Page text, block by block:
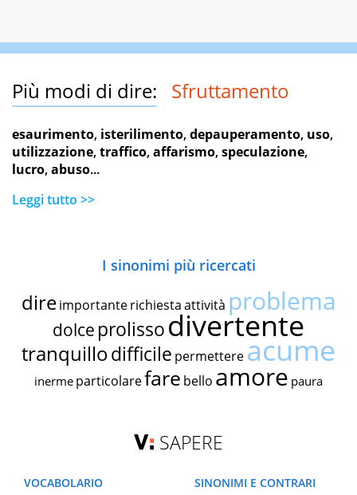
Più modi di dire: Sfruttamento
esaurimento, isterilimento,depauperamento, uso,
utilizzazione,traffico,affarismo,speculazione,
lucro,abuso...
Leggi tutto >>
I sinonimi più ricercati
dire importante richiestaattività problema
dolce prolissodivertente
tranquillodifficile permettereacume
inerme particolarefare bello amore paura
SAPERE
VOCABOLARIO
SINONIMI E CONTRARI